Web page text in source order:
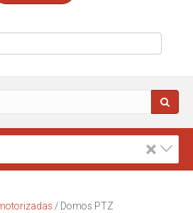
×
/ Domos PTZ